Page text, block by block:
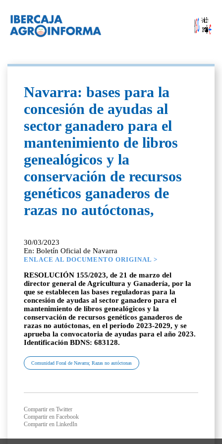
Navarra: bases para la
concesión de ayudas al
sector ganadero para el
mantenimiento de libros
genealógicos y la
conservación de recursos
genéticos ganaderos de
razas no autóctonas,
30/03/2023
En: Boletín Oficial de Navarra
ENLACE AL DOCUMENTO ORIGINAL >
RESOLUCIÓN 155/2023, de 21 de marzo del
director general de Agricultura y Ganadería, por la
que se establecen las bases reguladoras para la
concesión de ayudas al sector ganadero para el
mantenimiento de libros genealógicos y la
conservación de recursos genéticos ganaderos de
razas no autóctonas, en el periodo 2023-2029, y se
aprueba la convocatoria de ayudas para el año 2023.
Identificación BDNS: 683128.
Comunidad Foral de Navarra; Razas no autóctonas
Compartir en Twitter
Compartir en Facebook
Compartir en LinkedIn